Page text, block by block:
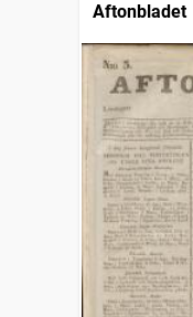
Aftonbladet